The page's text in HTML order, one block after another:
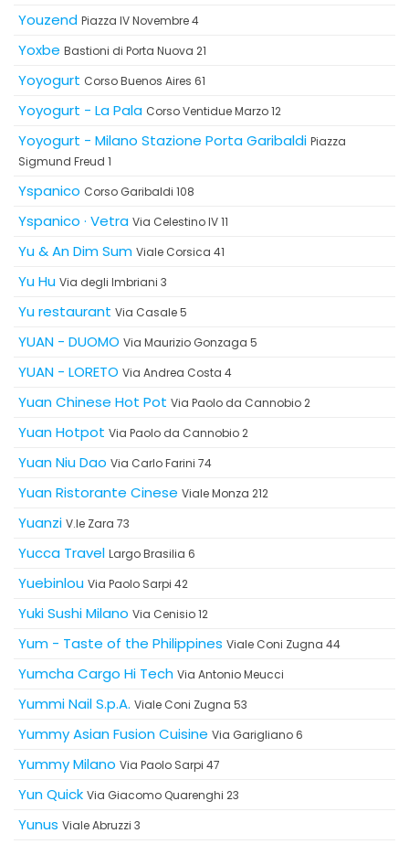
Youzend Piazza IV Novembre 4
Yoxbe Bastioni di Porta Nuova 21
Yoyogurt Corso Buenos Aires 61
Yoyogurt - La Pala Corso Ventidue Marzo 12
Yoyogurt - Milano Stazione Porta Garibaldi Piazza
Sigmund Freud 1
Yspanico Corso Garibaldi 108
Yspanico · Vetra Via Celestino IV 11
Yu & An Dim Sum Viale Corsica 41
Yu Hu Via degli Imbriani 3
Yu restaurant Via Casale 5
YUAN - DUOMO Via Maurizio Gonzaga 5
YUAN - LORETO Via Andrea Costa 4
Yuan Chinese Hot Pot Via Paolo da Cannobio 2
Yuan Hotpot Via Paolo da Cannobio 2
Yuan Niu Dao Via Carlo Farini 74
Yuan Ristorante Cinese Viale Monza 212
Yuanzi V.le Zara 73
Yucca Travel Largo Brasilia 6
Yuebinlou Via Paolo Sarpi 42
Yuki Sushi Milano Via Cenisio 12
Yum - Taste of the Philippines Viale Coni Zugna 44
Yumcha Cargo Hi Tech Via Antonio Meucci
Yummi Nail S.p.A. Viale Coni Zugna 53
Yummy Asian Fusion Cuisine Via Garigliano 6
Yummy Milano Via Paolo Sarpi 47
Yun Quick Via Giacomo Quarenghi 23
Yunus Viale Abruzzi 3